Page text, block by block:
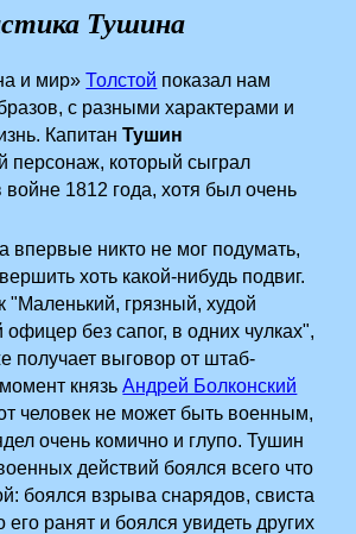
Тушина
и мир»Толстой показал нам
с разными характерами и
КапитанТушин
персонаж, который сыграл
1812 года, хотя был очень
впервые никто не мог подумать,
хоть какой-нибудь подвиг.
"Маленький, грязный, худой
офицер без сапог, в одних чулках",
получает выговор от штаб-
князьАндрей Болконский
человек не может быть военным,
очень комично и глупо. Тушин
действий боялся всего что
боялся взрыва снарядов, свиста
его ранят и боялся увидеть других